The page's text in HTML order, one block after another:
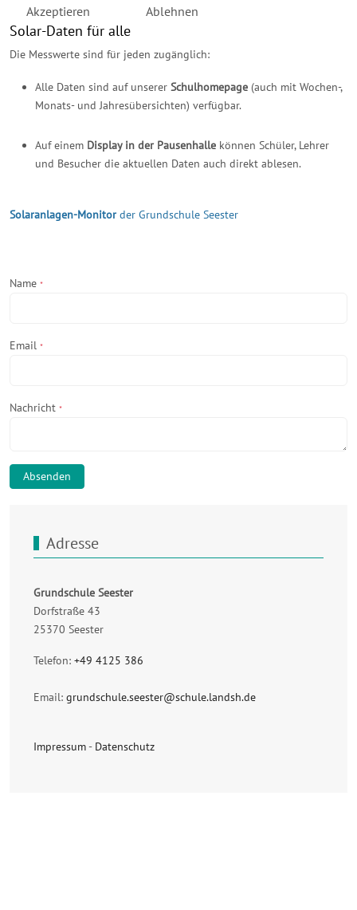
Solar-Daten für alle
Die Messwerte sind für jeden zugänglich:
Alle Daten sind auf unserer Schulhomepage (auch mit Wochen-,
Monats- und Jahresübersichten) verfügbar.
Auf einem Display in der Pausenhalle können Schüler, Lehrer
und Besucher die aktuellen Daten auch direkt ablesen.
Solaranlagen-Monitor der Grundschule Seester
Name *
Email *
Nachricht *
Absenden
Adresse
Grundschule Seester
Dorfstraße 43
25370 Seester
Telefon: +49 4125 386
Email: grundschule.seester@schule.landsh.de
Impressum- Datenschutz
Akzeptieren Ablehnen